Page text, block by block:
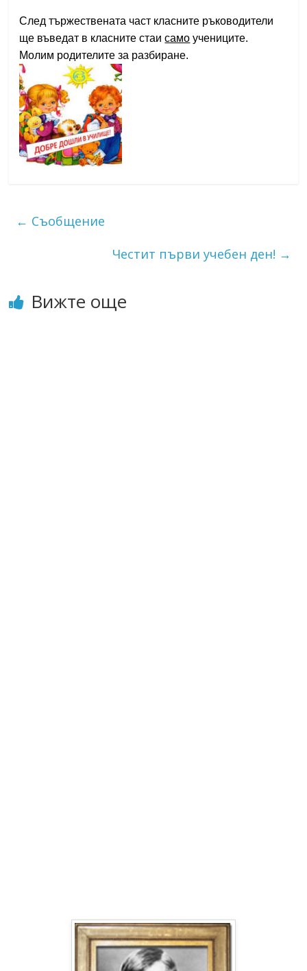
След тържествената част класните ръководители
ще въведат в класните стаисамо учениците.
Молим родителите за разбиране.
← Съобщение
Честит първи учебен ден! →
Вижте още